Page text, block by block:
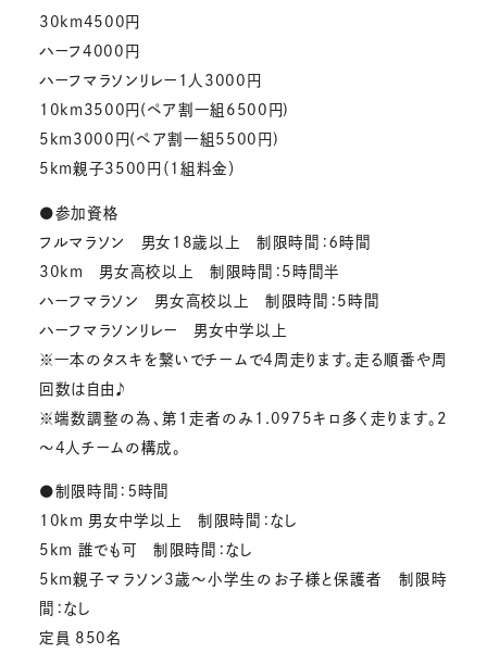
30km4500円
ハーフ4000円
ハーフマラソンリレー1人3000円
10km3500円(ペア割一組6500円)
5km3000円(ペア割一組5500円)
5km親子3500円（1組料金）
●参加資格
フルマラソン 男女18歳以上 制限時間：６時間
30km 男女高校以上 制限時間：5時間半
ハーフマラソン 男女高校以上 制限時間：5時間
ハーフマラソンリレー 男女中学以上
※一本のタスキを繋いでチームで4周走ります。走る順番や周
回数は自由♪
※端数調整の為、第1走者のみ1.0975キロ多く走ります。2
～4人チームの構成。
●制限時間：５時間
10km 男女中学以上 制限時間：なし
5km 誰でも可 制限時間：なし
5km親子マラソン3歳～小学生のお子様と保護者 制限時
間：なし
定員 850名